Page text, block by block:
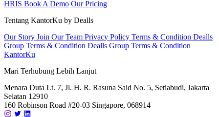
HRIS Book A Demo Our Pricing
Tentang KantorKu by Dealls
Our Story Join Our Team Privacy Policy Terms & Condition Dealls
Group Terms & Condition Dealls Group Terms & Condition
KantorKu
Mari Terhubung Lebih Lanjut
Menara Duta Lt. 7, Jl. H. R. Rasuna Said No. 5, Setiabudi, Jakarta
Selatan 12910
160 Robinson Road #20-03 Singapore, 068914